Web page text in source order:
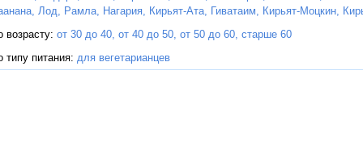
Лод, Рамла, Нагария, Кирьят-Ата, Гиватаим, Кирьят-Моцкин,
возрасту: от 30 до 40, от 40 до 50, от 50 до 60, старше 60
типу питания: для вегетарианцев